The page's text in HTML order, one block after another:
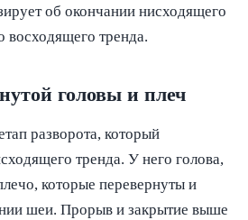
об окончании нисходящего
восходящего тренда.
головы и плеч
разворота, который
тренда. У него голова,
которые перевернуты и
шеи. Прорыв и закрытие выше